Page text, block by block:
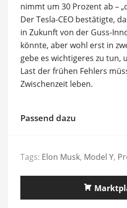
nimmt um 30 Prozent ab –
Der Tesla-CEO bestätigte,
in Zukunft von der Guss-
könnte, aber wohl erst in
gebe es wichtigeres zu tun,
Last der frühen Fehlers
Zwischenzeit leben.
Passend dazu
Tags: Elon Musk, Model Y,